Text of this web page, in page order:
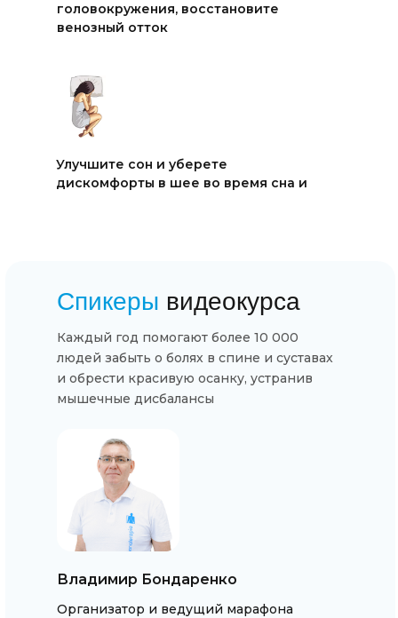
головокружения, восстановите
венозный отток
Улучшите сон и уберете
дискомфорты в шее во время сна и
Спикеры видеокурса
Каждый год помогают более 10 000
людей забыть о болях в спине и суставах
и обрести красивую осанку, устранив
мышечные дисбалансы
Владимир Бондаренко
Организатор и ведущий марафона